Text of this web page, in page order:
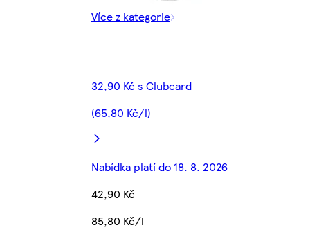
Více z kategorie
32,90 Kč s Clubcard
(65,80 Kč/l)
Nabídka platí do 18. 8. 2026
42,90 Kč
85,80 Kč/l